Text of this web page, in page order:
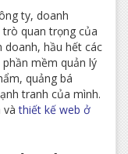
ty, doanh
quan trọng của
doanh, hầu hết các
mềm quản lý
quảng bá
tranh của mình.
vàthiết kế web ở